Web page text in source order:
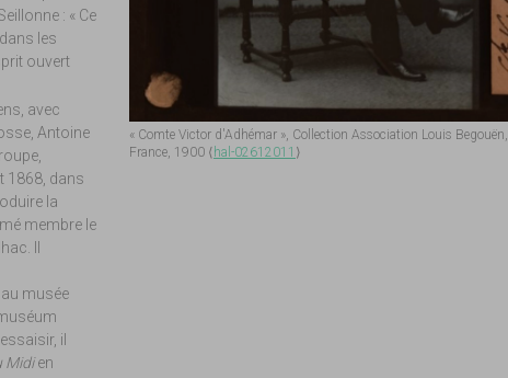
: « Ce
les
ouvert
avec
Antoine
1868, dans
la
membre le
Il
musée
il
Midien
« Comte Victor d'Adhémar », Collection Association Louis Begouën,
France, 1900 ⟨hal-02612011 ⟩